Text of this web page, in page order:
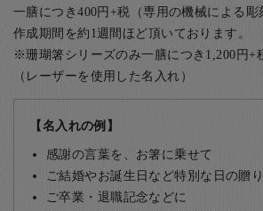
一膳につき400円+税（専用の機械による彫
作成期間を約1週間ほど頂いております。
※珊瑚箸シリーズのみ一膳につき1,200円+
（レーザーを使用した名入れ）
【名入れの例】
感謝の言葉を、お箸に乗せて
ご結婚やお誕生日など特別な日の贈
ご卒業・退職記念などに